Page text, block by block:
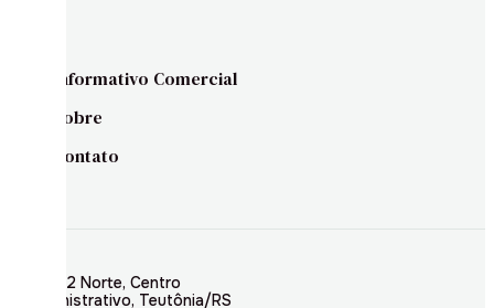
Informativo Comercial
Sobre
Contato
Rua 02 Norte, Centro
Administrativo, Teutônia/RS